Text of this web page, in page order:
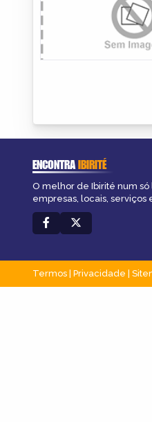
ENCONTRAIBIRITÉ
O melhor de Ibirité num só
empresas, locais, serviços
Termos Privacidade